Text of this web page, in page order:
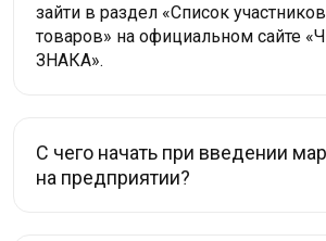
зайти в раздел «Список
товаров» на официальном сайте
ЗНАКА».
С чего начать при введении
на предприятии?